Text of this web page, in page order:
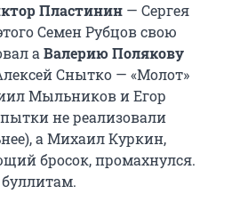
Пластинин — Сергея
Семен Рубцов свою
аВалерию Полякову
Снытко — «Молот»
Мыльников и Егор
не реализовали
а Михаил Куркин,
бросок, промахнулся.